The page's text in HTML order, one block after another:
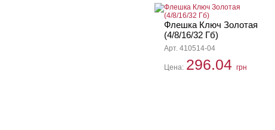
Флешка Ключ Золотая
(4/8/16/32 Гб)
Арт. 410514-04
Цена: 296.04 грн